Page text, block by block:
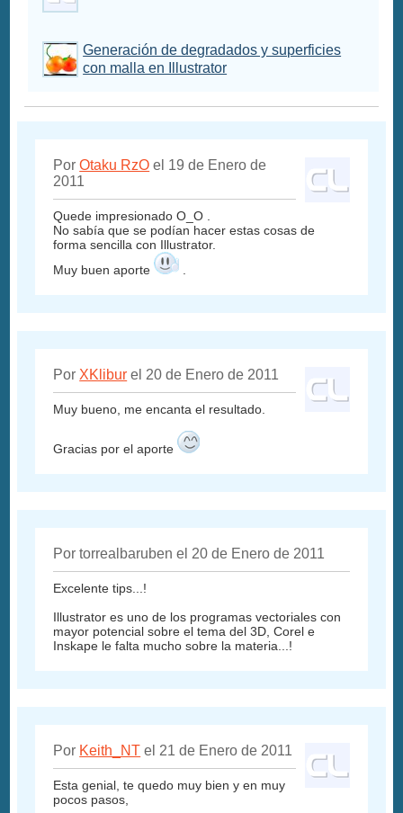
Generación de degradados y superficies
con malla en Illustrator
PorOtaku RzO el 19 de Enero de
2011
Quede impresionado O_O .
No sabía que se podían hacer estas cosas de
forma sencilla con Illustrator.
Muy buen aporte
Por XKlibur el 20 de Enero de 2011
Muy bueno, me encanta el resultado.
Gracias por el aporte
Por torrealbaruben el 20 de Enero de 2011
Excelente tips...!
Illustrator es uno de los programas vectoriales con
mayor potencial sobre el tema del 3D, Corel e
Inskape le falta mucho sobre la materia...!
Por Keith_NT el 21 de Enero de 2011
Esta genial, te quedo muy bien y en muy
pocos pasos,